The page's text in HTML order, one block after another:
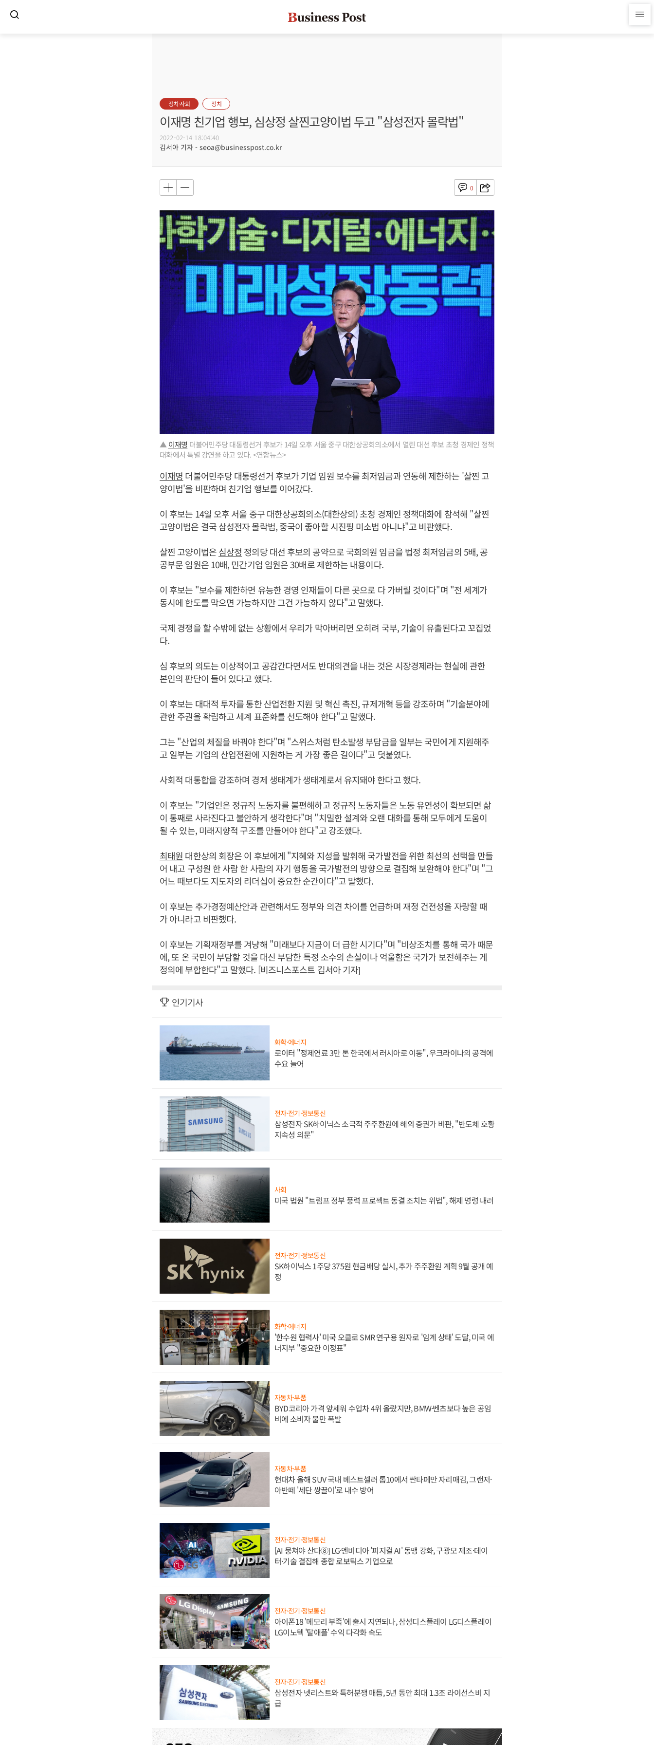
정치·사회 정치
이재명 친기업 행보, 심상정 살찐고양이법 두고 "삼성전자 몰락법"
2022-02-14 18:04:40
김서아 기자 - seoa@businesspost.co.kr
0
▲ 이재명 더불어민주당 대통령선거 후보가 14일 오후 서울 중구 대한상공회의소에서 열린 대선 후보 초청 경제인 정책
대화에서 특별 강연을 하고 있다. <연합뉴스>
이재명 더불어민주당 대통령선거 후보가 기업 임원 보수를 최저임금과 연동해 제한하는 '살찐 고
양이법'을 비판하며 친기업 행보를 이어갔다.
이 후보는 14일 오후 서울 중구 대한상공회의소(대한상의) 초청 경제인 정책대화에 참석해 "살찐
고양이법은 결국 삼성전자 몰락법, 중국이 좋아할 시진핑 미소법 아니냐"고 비판했다.
살찐 고양이법은심상정 정의당 대선 후보의 공약으로 국회의원 임금을 법정 최저임금의 5배, 공
공부문 임원은 10배, 민간기업 임원은 30배로 제한하는 내용이다.
이 후보는 "보수를 제한하면 유능한 경영 인재들이 다른 곳으로 다 가버릴 것이다"며 "전 세계가
동시에 한도를 막으면 가능하지만 그건 가능하지 않다"고 말했다.
국제 경쟁을 할 수밖에 없는 상황에서 우리가 막아버리면 오히려 국부, 기술이 유출된다고 꼬집었
다.
심 후보의 의도는 이상적이고 공감간다면서도 반대의견을 내는 것은 시장경제라는 현실에 관한
본인의 판단이 들어 있다고 했다.
이 후보는 대대적 투자를 통한 산업전환 지원 및 혁신 촉진, 규제개혁 등을 강조하며 "기술분야에
관한 주권을 확립하고 세계 표준화를 선도해야 한다"고 말했다.
그는 "산업의 체질을 바꿔야 한다"며 "스위스처럼 탄소발생 부담금을 일부는 국민에게 지원해주
고 일부는 기업의 산업전환에 지원하는 게 가장 좋은 길이다"고 덧붙였다.
사회적 대통합을 강조하며 경제 생태계가 생태계로서 유지돼야 한다고 했다.
이 후보는 "기업인은 정규직 노동자를 불편해하고 정규직 노동자들은 노동 유연성이 확보되면 삶
이 통째로 사라진다고 불안하게 생각한다"며 "치밀한 설계와 오랜 대화를 통해 모두에게 도움이
될 수 있는, 미래지향적 구조를 만들어야 한다"고 강조했다.
최태원 대한상의 회장은 이 후보에게 "지혜와 지성을 발휘해 국가발전을 위한 최선의 선택을 만들
어 내고 구성원 한 사람 한 사람의 자기 행동을 국가발전의 방향으로 결집해 보완해야 한다"며 "그
어느 때보다도 지도자의 리더십이 중요한 순간이다"고 말했다.
이 후보는 추가경정예산안과 관련해서도 정부와 의견 차이를 언급하며 재정 건전성을 자랑할 때
가 아니라고 비판했다.
이 후보는 기획재정부를 겨냥해 "미래보다 지금이 더 급한 시기다"며 "비상조치를 통해 국가 때문
에, 또 온 국민이 부담할 것을 대신 부담한 특정 소수의 손실이나 억울함은 국가가 보전해주는 게
정의에 부합한다"고 말했다. [비즈니스포스트 김서아 기자]
인기기사
화학·에너지
로이터 "정제연료 3만 톤 한국에서 러시아로 이동", 우크라이나의 공격에
수요 늘어
전자·전기·정보통신
삼성전자 SK하이닉스 소극적 주주환원에 해외 증권가 비판, "반도체 호황
지속성 의문"
사회
미국 법원 "트럼프 정부 풍력 프로젝트 동결 조치는 위법", 해제 명령 내려
전자·전기·정보통신
SK하이닉스 1주당 375원 현금배당 실시, 추가 주주환원 계획 9월 공개 예
정
화학·에너지
'한수원 협력사' 미국 오클로 SMR 연구용 원자로 '임계 상태' 도달, 미국 에
너지부 "중요한 이정표"
자동차·부품
BYD코리아 가격 앞세워 수입차 4위 올랐지만, BMW·벤츠보다 높은 공임
비에 소비자 불만 폭발
자동차·부품
현대차 올해 SUV 국내 베스트셀러 톱10에서 싼타페만 자리매김, 그랜저·
아반떼 '세단 쌍끌이'로 내수 방어
전자·전기·정보통신
[AI 뭉쳐야 산다⑧] LG·엔비디아 '피지컬 AI' 동맹 강화, 구광모 제조·데이
터·기술 결집해 종합 로보틱스 기업으로
전자·전기·정보통신
아이폰18 '메모리 부족'에 출시 지연되나, 삼성디스플레이 LG디스플레이
LG이노텍 '탈애플' 수익 다각화 속도
전자·전기·정보통신
삼성전자 넷리스트와 특허분쟁 매듭, 5년 동안 최대 1.3조 라이선스비 지
급